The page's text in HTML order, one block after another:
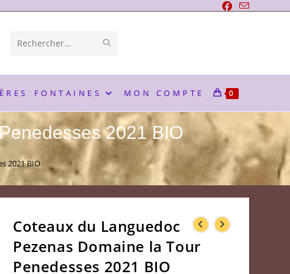
Rechercher
ce
site
RECHERCHE
FONTAINES MON COMPTE 0
2021 BIO
2021 BIO
Coteaux du Languedoc
Pezenas Domaine la Tour
Penedesses 2021 BIO